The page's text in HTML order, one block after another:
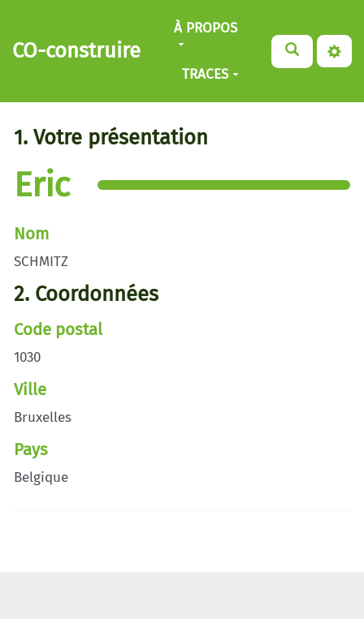
Aller au contenu principal
CO-construire
À PROPOS
TRACES
1. Votre présentation
Eric
Nom
SCHMITZ
2. Coordonnées
Code postal
1030
Ville
Bruxelles
Pays
Belgique